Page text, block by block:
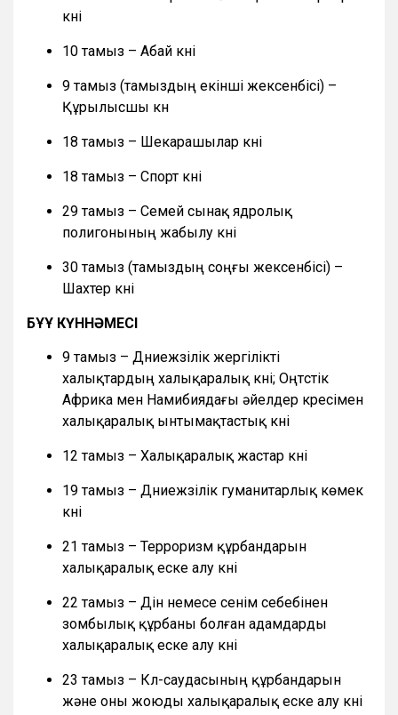
күні
10 тамыз – Абай күні
9 тамыз (тамыздың екінші жексенбісі) –
Құрылысшы күн
18 тамыз – Шекарашылар күні
18 тамыз – Спорт күні
29 тамыз – Семей сынақ ядролық
полигонының жабылу күні
30 тамыз (тамыздың соңғы жексенбісі) –
Шахтер күні
БҰҰ КҮННӘМЕСІ
9 тамыз – Дүниежүзілік жергілікті
халықтардың халықаралық күні; Оңтүстік
Африка мен Намибиядағы әйелдер күресімен
халықаралық ынтымақтастық күні
12 тамыз – Халықаралық жастар күні
19 тамыз – Дүниежүзілік гуманитарлық көмек
күні
21 тамыз – Терроризм құрбандарын
халықаралық еске алу күні
22 тамыз – Дін немесе сенім себебінен
зомбылық құрбаны болған адамдарды
халықаралық еске алу күні
23 тамыз – Күл-саудасының құрбандарын
және оны жоюды халықаралық еске алу күні